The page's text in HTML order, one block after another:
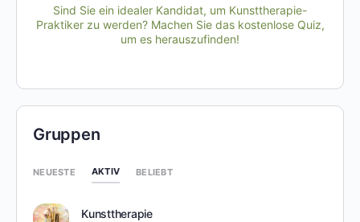
Sind Sie ein idealer Kandidat, um Kunsttherapie-
Praktiker zu werden? Machen Sie das kostenlose Quiz,
um es herauszufinden!
Gruppen
NEUESTE AKTIV BELIEBT
Kunsttherapie